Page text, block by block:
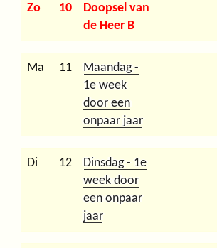
Zo 10
Doopsel van
de Heer B
Ma 11
Maandag -
1e week
door een
onpaar jaar
Di 12
Dinsdag - 1e
week door
een onpaar
jaar